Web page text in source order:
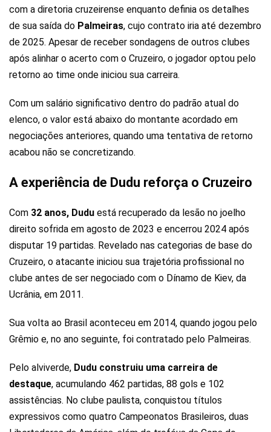
com a diretoria cruzeirense enquanto definia os detalhes
de sua saída do Palmeiras, cujo contrato iria até dezembro
de 2025. Apesar de receber sondagens de outros clubes
após alinhar o acerto com o Cruzeiro, o jogador optou pelo
retorno ao time onde iniciou sua carreira.
Com um salário significativo dentro do padrão atual do
elenco, o valor está abaixo do montante acordado em
negociações anteriores, quando uma tentativa de retorno
acabou não se concretizando.
A experiência de Dudu reforça o Cruzeiro
Com 32 anos, Dudu está recuperado da lesão no joelho
direito sofrida em agosto de 2023 e encerrou 2024 após
disputar 19 partidas. Revelado nas categorias de base do
Cruzeiro, o atacante iniciou sua trajetória profissional no
clube antes de ser negociado com o Dínamo de Kiev, da
Ucrânia, em 2011.
Sua volta ao Brasil aconteceu em 2014, quando jogou pelo
Grêmio e, no ano seguinte, foi contratado pelo Palmeiras.
Pelo alviverde, Dudu construiu uma carreira de
destaque, acumulando 462 partidas, 88 gols e 102
assistências. No clube paulista, conquistou títulos
expressivos como quatro Campeonatos Brasileiros, duas